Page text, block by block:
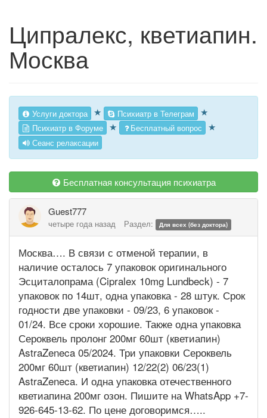
Ципралекс, кветиапин.
Москва
Услуги доктора ★ Психиатр в Телеграм ★
Психиатр в Форуме ★ Бесплатный вопрос ★
Сеанс релаксации
Бесплатная консультация психиатра
Guest777
четыре года назад Раздел: Для всех (без доктора)
Москва…. В связи с отменой терапии, в
наличие осталось 7 упаковок оригинального
Эсциталопрама (Cipralex 10mg Lundbeck) - 7
упаковок по 14шт, одна упаковка - 28 штук. Срок
годности две упаковки - 09/23, 6 упаковок -
01/24. Все сроки хорошие. Также одна упаковка
Сероквель пролонг 200мг 60шт (кветиапин)
AstraZeneca 05/2024. Три упаковки Сероквель
200мг 60шт (кветиапин) 12/22(2) 06/23(1)
AstraZeneca. И одна упаковка отечественного
кветиапина 200мг озон. Пишите на WhatsApp +7-
926-645-13-62. По цене договоримся…..